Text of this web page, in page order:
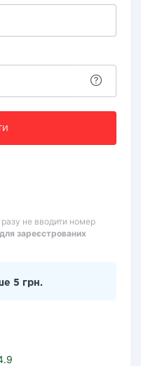
не вводити номер
зареєстрованих
5 грн.